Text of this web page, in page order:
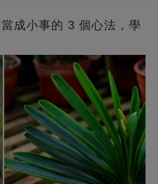
成小事的 3 個心法，學